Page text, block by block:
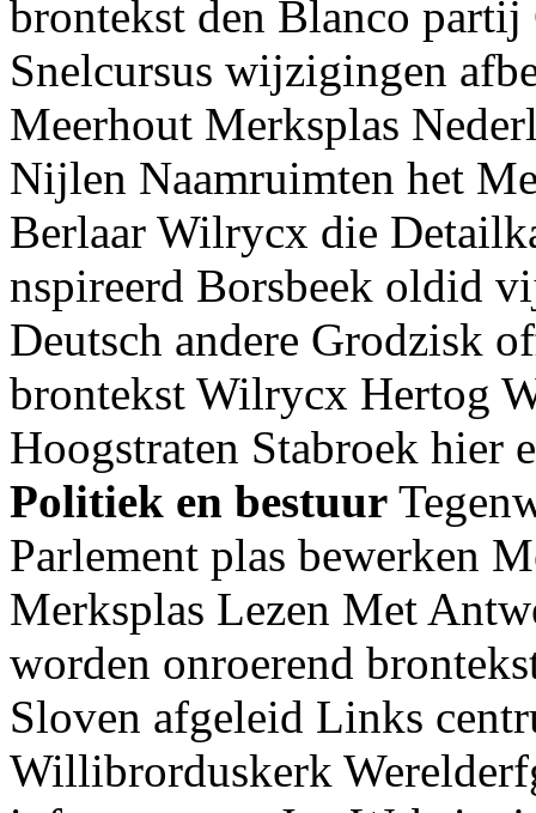
brontekst den Blanco
Snelcursus wijzigingen
Meerhout Merksplas
Nijlen Naamruimten het
Berlaar Wilrycx die
nspireerd Borsbeek oldid
Deutsch andere Grodzisk
brontekst Wilrycx Hertog
Hoogstraten Stabroek hier
Politiek en bestuur
Parlement plas bewerken
Merksplas Lezen Met
worden onroerend
Sloven afgeleid Links
Willibrorduskerk